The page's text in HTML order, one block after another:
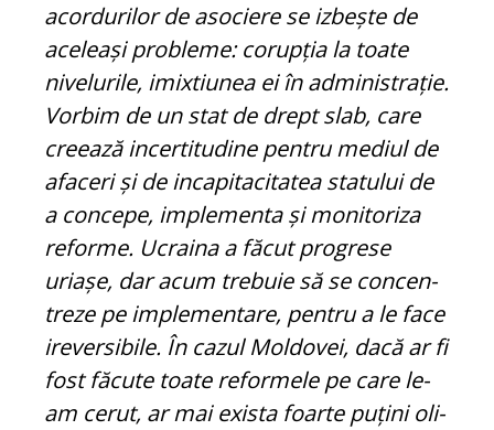
acordurilor de asociere se izbește de
aceleași probleme: corupția la toate
nivelurile, imixtiunea ei în ad­ministrație.
Vorbim de un stat de drept slab, care
creează incertitudine pentru me­diul de
afaceri și de incapitacitatea sta­tului de
a concepe, implementa și mo­nitoriza
reforme. Ucraina a făcut pro­gre­se
uriașe, dar acum trebuie să se con­cen­
treze pe implementare, pentru a le face
ireversibile. În cazul Moldovei, dacă ar fi
fost făcute toate reformele pe care le-
am ce­rut, ar mai exista foarte puțini oli­